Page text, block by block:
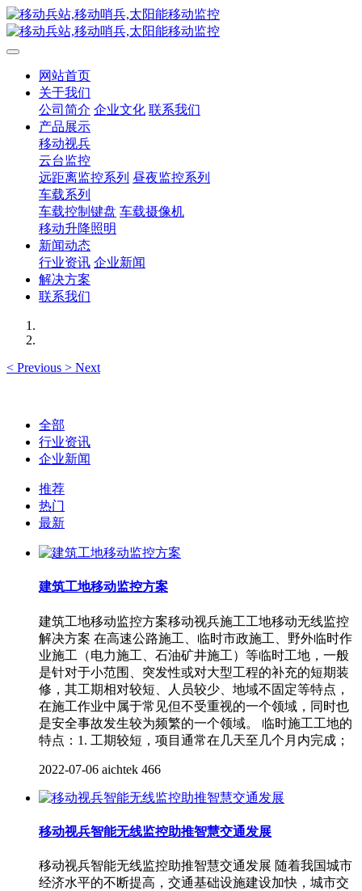
网站首页
关于我们
公司简介 企业文化 联系我们
产品展示
移动视兵
云台监控
远距离监控系列 昼夜监控系列
车载系列
车载控制键盘 车载摄像机
移动升降照明
新闻动态
行业资讯 企业新闻
解决方案
联系我们
< Previous > Next
全部
行业资讯
企业新闻
推荐
热门
最新
建筑工地移动监控方案
建筑工地移动监控方案移动视兵施工工地移动无线监控
解决方案 在高速公路施工、临时市政施工、野外临时作
业施工（电力施工、石油矿井施工）等临时工地，一般
是针对于小范围、突发性或对大型工程的补充的短期装
修，其工期相对较短、人员较少、地域不固定等特点，
在施工作业中属于常见但不受重视的一个领域，同时也
是安全事故发生较为频繁的一个领域。 临时施工工地的
特点：1. 工期较短，项目通常在几天至几个月内完成；
2022-07-06 aichtek 466
移动视兵智能无线监控助推智慧交通发展
移动视兵智能无线监控助推智慧交通发展 随着我国城市
经济水平的不断提高，交通基础设施建设加快，城市交